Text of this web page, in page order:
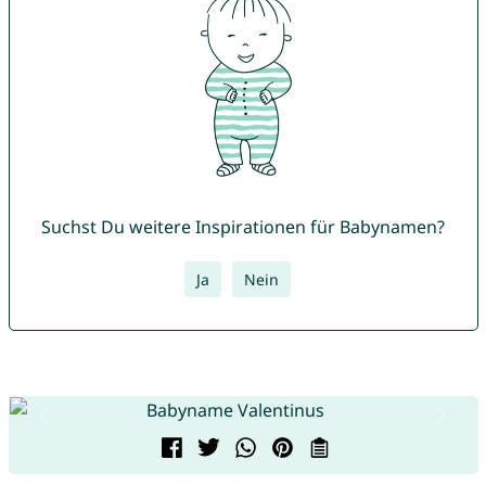
Suchst Du weitere Inspirationen für Babynamen?
Ja Nein